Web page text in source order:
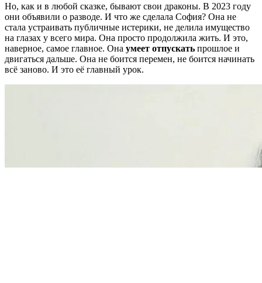
Но, как и в любой сказке, бывают свои драконы. В 2023 году
они объявили о разводе. И что же сделала София? Она не
стала устраивать публичные истерики, не делила имущество
на глазах у всего мира. Она просто продолжила жить. И это,
наверное, самое главное. Она умеет отпускать прошлое и
двигаться дальше. Она не боится перемен, не боится начинать
всё заново. И это её главный урок.